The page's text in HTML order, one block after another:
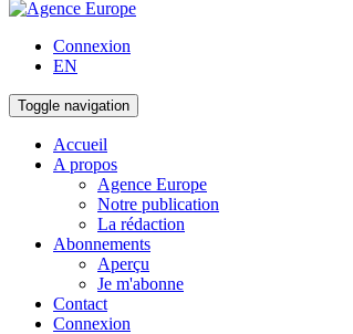
Connexion
EN
Toggle navigation
Accueil
A propos
Agence Europe
Notre publication
La rédaction
Abonnements
Aperçu
Je m'abonne
Contact
Connexion